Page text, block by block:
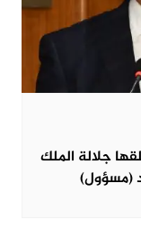
جلالة الملك
(مسؤول)